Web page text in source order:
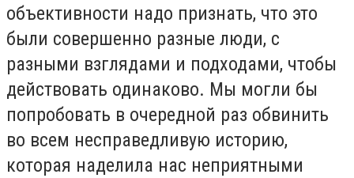
объективности надо признать, что это
были совершенно разные люди, с
разными взглядами и подходами, чтобы
действовать одинаково. Мы могли бы
попробовать в очередной раз обвинить
во всем несправедливую историю,
которая наделила нас неприятными